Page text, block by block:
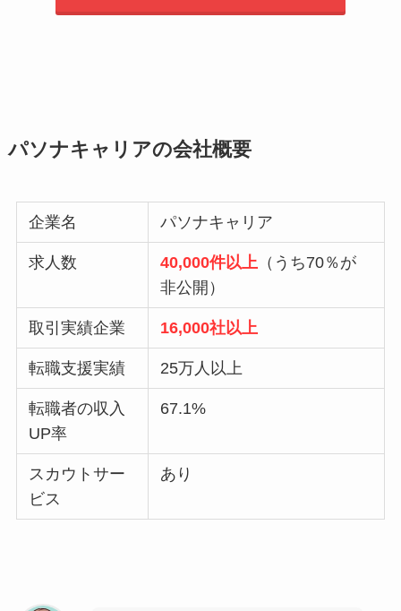
パソナキャリアの会社概要
企業名 パソナキャリア
求人数 40,000件以上 （うち70％が
非公開）
取引実績企業 16,000社以上
転職支援実績 25万人以上
転職者の収入
UP率
67.1%
スカウトサー
ビス
あり